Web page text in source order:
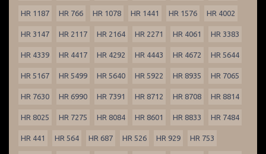
HR 1187 HR 766 HR 1078 HR 1441 HR 1576 HR 4002
HR 3147 HR 2117 HR 2164 HR 2271 HR 4061 HR 3383
HR 4339 HR 4417 HR 4292 HR 4443 HR 4672 HR 5644
HR 5167 HR 5499 HR 5640 HR 5922 HR 8935 HR 7065
HR 7630 HR 6990 HR 7391 HR 8712 HR 8708 HR 8814
HR 8025 HR 7275 HR 8084 HR 8601 HR 8833 HR 7484
HR 441 HR 564 HR 687 HR 526 HR 929 HR 753